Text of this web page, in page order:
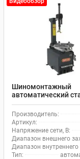
Шиномонтажный
автоматический
Dekar HC8510 для
и коммерческого
транспорта
Производитель:
Артикул:
Напряжение сети, В:
Диапазон внешнего
Диапазон
Тип: